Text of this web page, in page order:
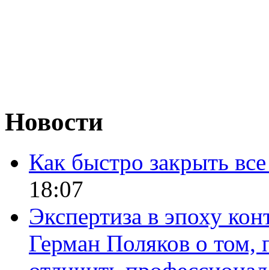
Новости
Как быстро закрыть
18:07
Экспертиза в эпоху
Герман Поляков о том,